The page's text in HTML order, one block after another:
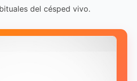
del césped vivo.